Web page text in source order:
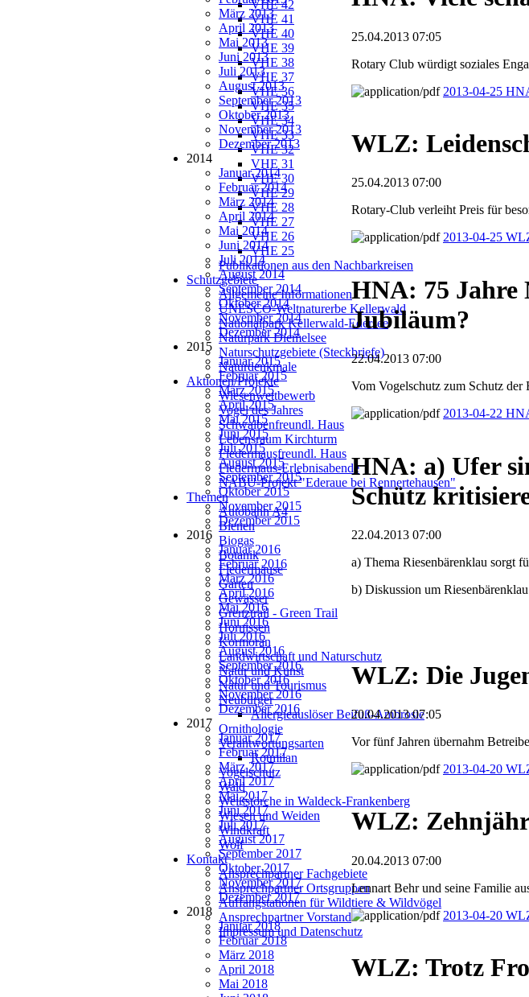
VHE 42
VHE 41
VHE 40
VHE 39
VHE 38
VHE 37
VHE 36
VHE 35
VHE 34
VHE 33
VHE 32
VHE 31
VHE 30
VHE 29
VHE 28
VHE 27
VHE 26
VHE 25
Publikationen aus den Nachbarkreisen
Schutzgebiete
Allgemeine Informationen
UNESCO-Weltnaturerbe Kellerwald
Nationalpark Kellerwald-Edersee
Naturpark Diemelsee
Naturschutzgebiete (Steckbriefe)
Naturdenkmale
Aktionen/Projekte
Wiesenwettbewerb
Vogel des Jahres
Schwalbenfreundl. Haus
Lebensraum Kirchturm
Fledermausfreundl. Haus
Fledermaus-Erlebnisabende
NABU-Projekt "Ederaue bei Rennertehausen"
Themen
Autobahn A4
Bienen
Biogas
Botanik
Fledermäuse
Garten
Gewässer
Grenztrail - Green Trail
Hornissen
Kormoran
Landwirtschaft und Naturschutz
Natur und Kunst
Natur und Tourismus
Neubürger
Allergieauslöser Beifuß-Ambrosie
Ornithologie
Verantwortungsarten
Rotmilan
Vogelschutz
Wald
Weißstörche in Waldeck-Frankenberg
Wiesen und Weiden
Windkraft
Wolf
Kontakt
Ansprechpartner Fachgebiete
Ansprechpartner Ortsgruppen
Auffangstationen für Wildtiere & Wildvögel
Ansprechpartner Vorstand
Impressum und Datenschutz
März 2013
April 2013
Mai 2013
Juni 2013
Juli 2013
August 2013
September 2013
Oktober 2013
November 2013
Dezember 2013
2014
Januar 2014
Februar 2014
März 2014
April 2014
Mai 2014
Juni 2014
Juli 2014
August 2014
September 2014
Oktober 2014
November 2014
Dezember 2014
2015
Januar 2015
Februar 2015
März 2015
April 2015
Mai 2015
Juni 2015
Juli 2015
August 2015
September 2015
Oktober 2015
November 2015
Dezember 2015
2016
Januar 2016
Februar 2016
März 2016
April 2016
Mai 2016
Juni 2016
Juli 2016
August 2016
September 2016
Oktober 2016
November 2016
Dezember 2016
2017
Januar 2017
Februar 2017
März 2017
April 2017
Mai 2017
Juni 2017
Juli 2017
August 2017
September 2017
Oktober 2017
November 2017
Dezember 2017
2018
Januar 2018
Februar 2018
März 2018
April 2018
Mai 2018
25.04.2013 07:05
Rotary Club würdigt soziales
2013-04-25
WLZ:
25.04.2013 07:00
Rotary-Club verleiht Preis für
2013-04-25
HNA: 75 Jahre
Jubiläum?
22.04.2013 07:00
Vom Vogelschutz zum Schutz
2013-04-22
HNA: a) Ufer
Schütz
22.04.2013 07:00
a) Thema Riesenbärenklau sorgt
b) Diskussion um
WLZ: Die
20.04.2013 07:05
Vor fünf Jahren übernahm
2013-04-20
WLZ:
20.04.2013 07:00
Lennart Behr und seine Familie
2013-04-20
WLZ: Trotz